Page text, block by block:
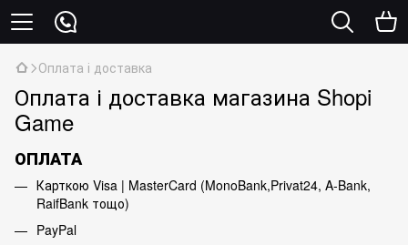
Оплата і доставка
Оплата і доставка магазина Shopi
Game
ОПЛАТА
Карткою Visa | MasterCard (MonoBank,Privat24, A-Bank,
RaifBank тощо)
PayPal